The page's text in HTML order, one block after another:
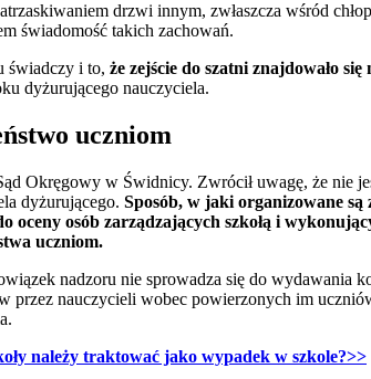
drzwi innym, zwłaszcza wśród
świadomość takich zachowań.
świadczy i to, że zejście do szatni znajdowało
dyżurującego nauczyciela.
uczniom
Okręgowy w Świdnicy. Zwrócił uwagę, że nie
dyżurującego. Sposób, w jaki organizowane są
oceny osób zarządzających szkołą i
uczniom.
nadzoru nie sprowadza się do wydawania
przez nauczycieli wobec powierzonych im
należy traktować jako wypadek w szkole?>>